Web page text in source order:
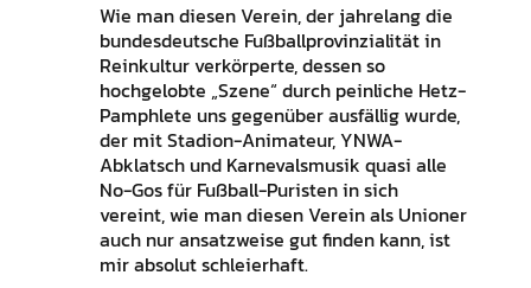
Wie man diesen Verein, der jahrelang die
bundesdeutsche Fußballprovinzialität in
Reinkultur verkörperte, dessen so
hochgelobte „Szene“ durch peinliche Hetz-
Pamphlete uns gegenüber ausfällig wurde,
der mit Stadion-Animateur, YNWA-
Abklatsch und Karnevalsmusik quasi alle
No-Gos für Fußball-Puristen in sich
vereint, wie man diesen Verein als Unioner
auch nur ansatzweise gut finden kann, ist
mir absolut schleierhaft.